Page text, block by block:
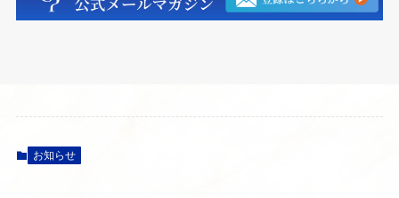
お知らせ